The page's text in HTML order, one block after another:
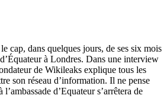
cap, dans quelques jours, de ses six mois
à Londres. Dans une interview
de Wikileaks explique tous les
son réseau d’information. Il ne pense
d’Equateur s’arrêtera de